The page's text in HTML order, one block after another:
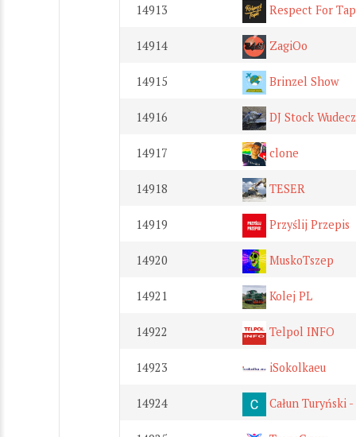
14913 Respect For
14914 ZagiOo
14915 Brinzel Show
14916 DJ Stock
14917 clone
14918 TESER
14919 Przyślij Przepis
14920 MuskoTszep
14921 Kolej PL
14922 Telpol INFO
14923 iSokolkaeu
14924 Całun Turyński